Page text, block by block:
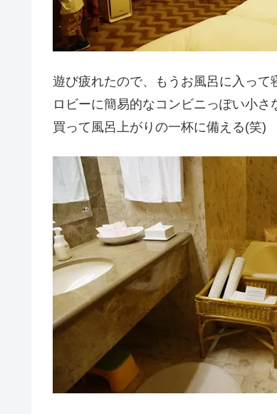
遊び疲れたので、もうお風呂に入っ
ロビーに簡易的なコンビニっぽい小
買って風呂上がりの一杯に備える(笑)